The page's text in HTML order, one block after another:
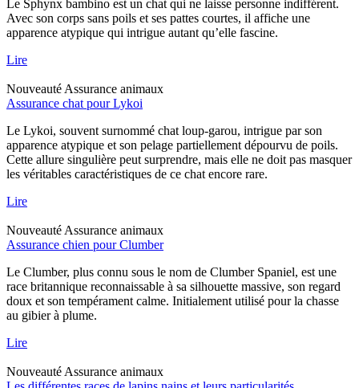
Le Sphynx bambino est un chat qui ne laisse personne indifférent.
Avec son corps sans poils et ses pattes courtes, il affiche une
apparence atypique qui intrigue autant qu’elle fascine.
Lire
Nouveauté Assurance animaux
Assurance chat pour Lykoi
Le Lykoi, souvent surnommé chat loup-garou, intrigue par son
apparence atypique et son pelage partiellement dépourvu de poils.
Cette allure singulière peut surprendre, mais elle ne doit pas masquer
les véritables caractéristiques de ce chat encore rare.
Lire
Nouveauté Assurance animaux
Assurance chien pour Clumber
Le Clumber, plus connu sous le nom de Clumber Spaniel, est une
race britannique reconnaissable à sa silhouette massive, son regard
doux et son tempérament calme. Initialement utilisé pour la chasse
au gibier à plume.
Lire
Nouveauté Assurance animaux